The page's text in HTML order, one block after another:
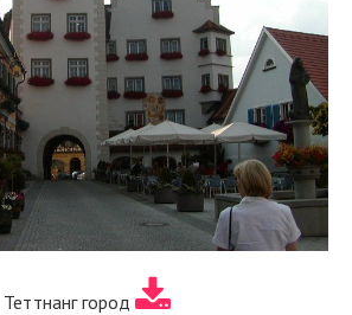
Теттнанг город